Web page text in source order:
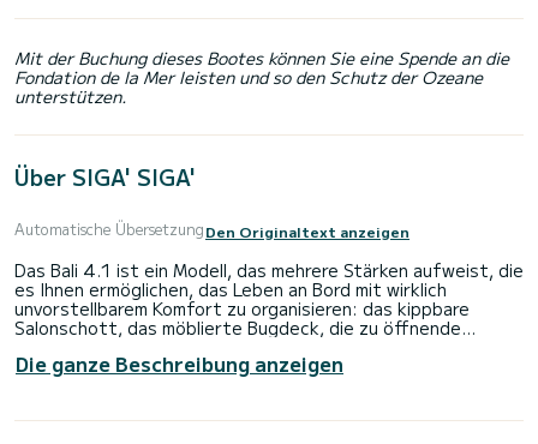
Mit der Buchung dieses Bootes können Sie eine Spende an die
Fondation de la Mer leisten und so den Schutz der Ozeane
unterstützen.
Über SIGA' SIGA'
Automatische ÜbersetzungDen Originaltext anzeigen
Das Bali 4.1 ist ein Modell, das mehrere Stärken aufweist, die
es Ihnen ermöglichen, das Leben an Bord mit wirklich
unvorstellbarem Komfort zu organisieren: das kippbare
Salonschott, das möblierte Bugdeck, die zu öffnende
bei stehendem Boot ausfährt Oberfläche des Brunnens.
Kurz gesagt, das Bali 4.1 ist geräumig und beim Segeln auch
komfortabel. In diesem Fall ist es tatsächlich möglich, das
Die ganze Beschreibung anzeigen